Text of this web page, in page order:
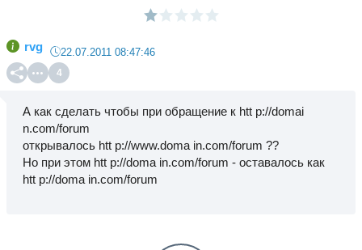
rvg 22.07.2011 08:47:46
4
А как сделать чтобы при обращение к htt p://domai
n.com/forum
открывалось htt p://www.doma in.com/forum ??
Но при этом htt p://doma in.com/forum - оставалось как
htt p://doma in.com/forum